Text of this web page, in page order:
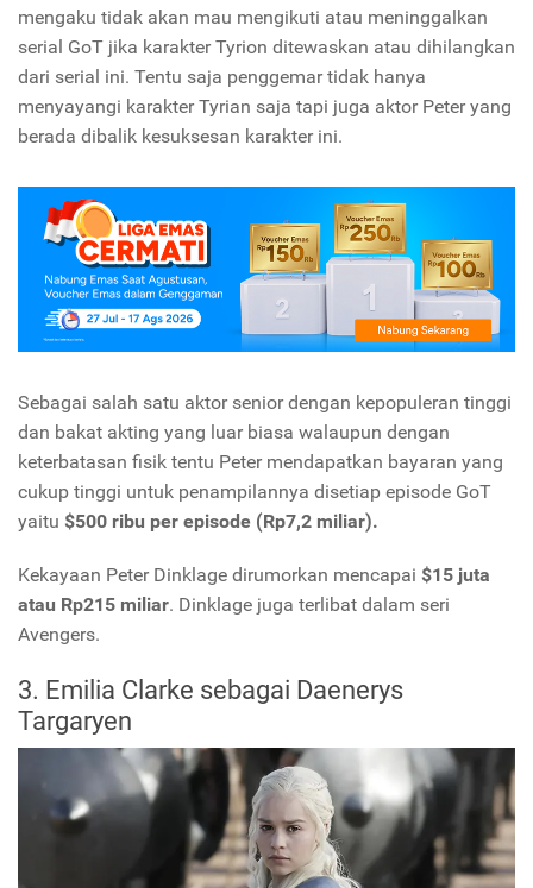
mengaku tidak akan mau mengikuti atau meninggalkan
serial GoT jika karakter Tyrion ditewaskan atau dihilangkan
dari serial ini. Tentu saja penggemar tidak hanya
menyayangi karakter Tyrian saja tapi juga aktor Peter yang
berada dibalik kesuksesan karakter ini.
Sebagai salah satu aktor senior dengan kepopuleran tinggi
dan bakat akting yang luar biasa walaupun dengan
keterbatasan fisik tentu Peter mendapatkan bayaran yang
cukup tinggi untuk penampilannya disetiap episode GoT
yaitu $500 ribu per episode (Rp7,2 miliar).
Kekayaan Peter Dinklage dirumorkan mencapai $15 juta
atau Rp215 miliar. Dinklage juga terlibat dalam seri
Avengers.
3. Emilia Clarke sebagai Daenerys
Targaryen